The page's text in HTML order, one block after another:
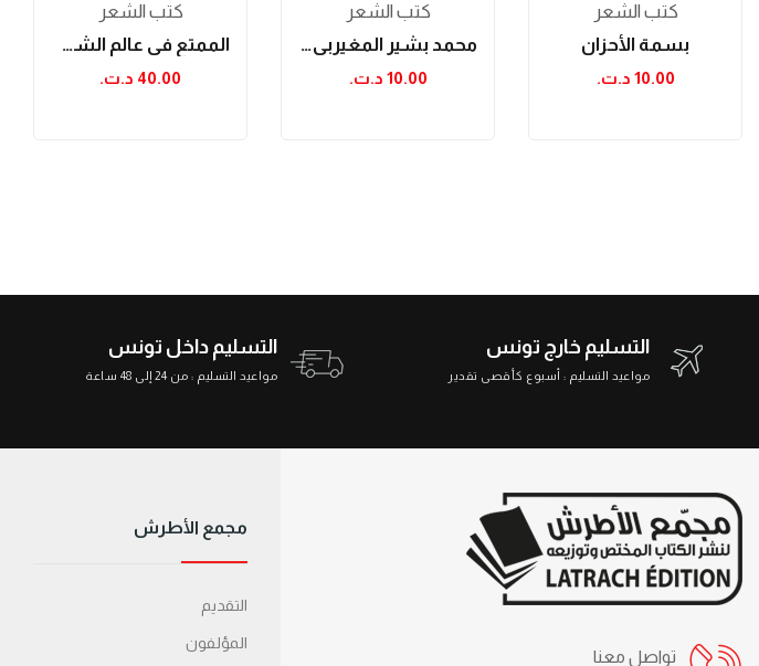
كتب الشعر
الممتع في عالم الشعر وعمله: إختيار من كتاب عبد...
40.00 د.ت.‏
كتب الشعر
محمد بشير المغيربي شاعر قضيته الوطن
10.00 د.ت.‏
كتب الشعر
بسمة الأحزان
10.00 د.ت.‏
التسليم داخل تونس
مواعيد التسليم : من 24 إلى 48 ساعة
التسليم خارج تونس
مواعيد التسليم : أسبوع كأقصى تقدير
تواصل معنا
مجمع الأطرش
التقديم
المؤلفون